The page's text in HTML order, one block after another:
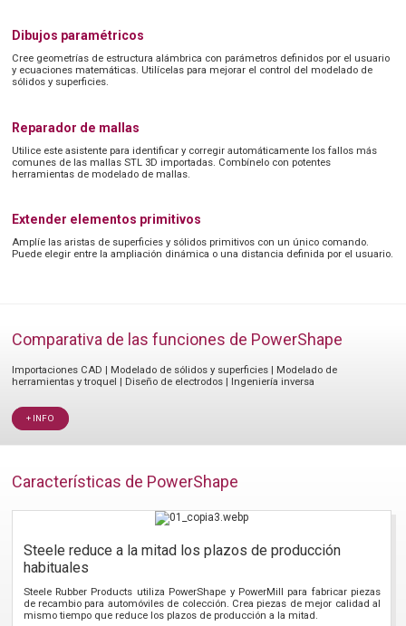
Dibujos paramétricos
Cree geometrías de estructura alámbrica con parámetros definidos por el usuario
y ecuaciones matemáticas. Utilícelas para mejorar el control del modelado de
sólidos y superficies.
Reparador de mallas
Utilice este asistente para identificar y corregir automáticamente los fallos más
comunes de las mallas STL 3D importadas. Combínelo con potentes
herramientas de modelado de mallas.
Extender elementos primitivos
Amplíe las aristas de superficies y sólidos primitivos con un único comando.
Puede elegir entre la ampliación dinámica o una distancia definida por el usuario.
Comparativa de las funciones de PowerShape
Importaciones CAD | Modelado de sólidos y superficies | Modelado de
herramientas y troquel | Diseño de electrodos | Ingeniería inversa
+ INFO
Características de PowerShape
Steele reduce a la mitad los plazos de producción
habituales
Steele Rubber Products utiliza PowerShape y PowerMill para fabricar piezas
de recambio para automóviles de colección. Crea piezas de mejor calidad al
mismo tiempo que reduce los plazos de producción a la mitad.